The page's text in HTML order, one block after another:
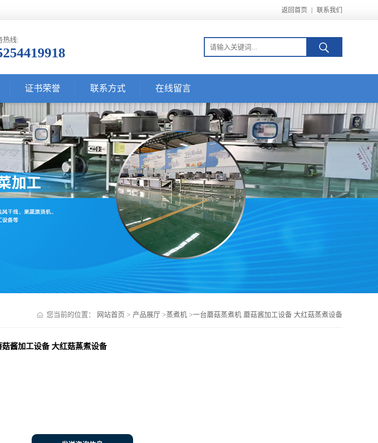
返回首页 | 联系我们
热线:
证书荣誉 联系方式 在线留言
您当前的位置： 网站首页 > 产品展厅 >蒸煮机 >一台蘑菇蒸煮机 蘑菇酱加工设备 大红菇蒸煮设备
酱加工设备 大红菇蒸煮设备